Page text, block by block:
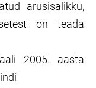
arusisalikku,
on teada
2005. aasta